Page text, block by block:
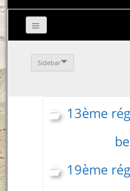
Sidebar
13ème
19ème